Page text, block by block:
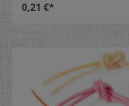
0,21 €*